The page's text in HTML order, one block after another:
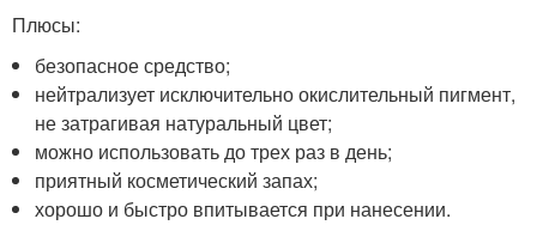
Плюсы:
безопасное средство;
нейтрализует исключительно окислительный пигмент,
не затрагивая натуральный цвет;
можно использовать до трех раз в день;
приятный косметический запах;
хорошо и быстро впитывается при нанесении.